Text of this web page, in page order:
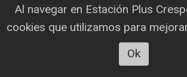
Al navegar en Estación Plus
cookies que utilizamos para
Ok